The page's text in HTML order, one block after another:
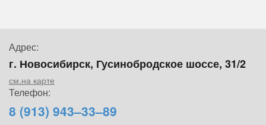
Адрес:
г. Новосибирск, Гусинобродское шоссе, 31/2
см.на карте
Телефон:
8 (913) 943–33–89